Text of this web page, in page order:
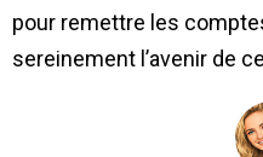
pour remettre les
sereinement l’avenir de